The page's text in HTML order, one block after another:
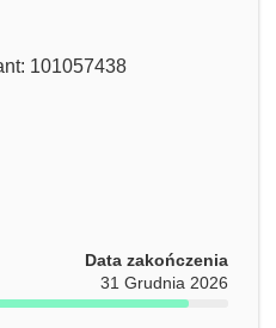
101057438
Data zakończenia
31 Grudnia 2026